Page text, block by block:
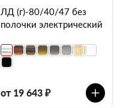
ЛД (г)-80/40/47 без
полочки электрический
от 19 643 ₽